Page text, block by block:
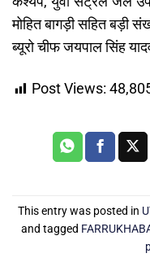
मोहित बागड़ी सहित बड़ी
ब्यूरो चीफ जयपाल सिंह
Post Views:
This entry was posted in
and tagged